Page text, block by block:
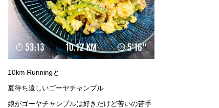
10km Runningと
夏待ち遠しいゴーヤチャンプル
娘がゴーヤチャンプルは好きだけど苦いの苦手